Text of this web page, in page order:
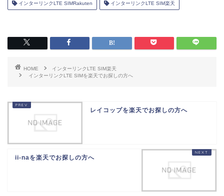
インターリンクLTE SIMRakuten インターリンクLTE SIM楽天
HOME
インターリンクLTE SIM楽天
インターリンクLTE SIMを楽天でお探しの方へ
レイコップを楽天でお探しの方へ
ii-naを楽天でお探しの方へ